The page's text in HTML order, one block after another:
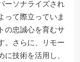
ーソナライズされ
って際立っていま
の忠誠心を育むサ
。さらに、リモー
技術を活用し、